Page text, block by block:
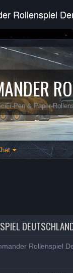
Rollenspiel
Pen & Paper-
Rollenspiel